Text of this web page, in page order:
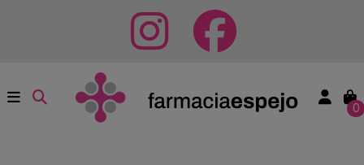
0